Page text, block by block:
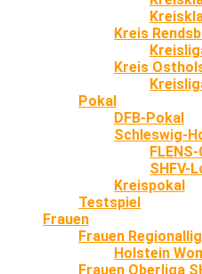
Kreis
Kreis
Pokal
DFB-Pokal
Schleswig-
FLENS-
SHFV-
Kreispokal
Testspiel
Frauen
Frauen
Holstein
Frauen Oberliga